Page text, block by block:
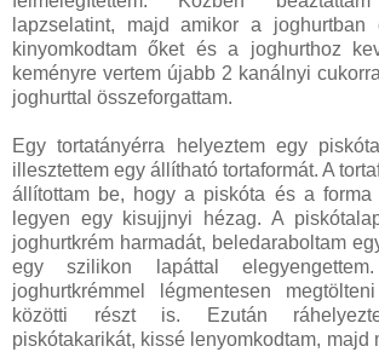
lapzselatint, majd amikor a joghurtban
kinyomkodtam őket és a joghurthoz
keményre vertem újabb 2 kanálnyi
joghurttal összeforgattam.
Egy tortatányérra helyeztem egy
illesztettem egy állítható tortaformát. A
állítottam be, hogy a piskóta és a forma
legyen egy kisujjnyi hézag. A
joghurtkrém harmadát, beledaraboltam
egy szilikon lapáttal
joghurtkrémmel légmentesen
közötti részt is. Ezután
piskótakarikát, kissé lenyomkodtam, majd